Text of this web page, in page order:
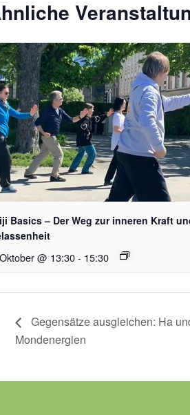
Basics – Der Weg zur inneren Kraft
@ 13:30- 15:30
Gegensätze ausgleichen: Ha
Mondenergien